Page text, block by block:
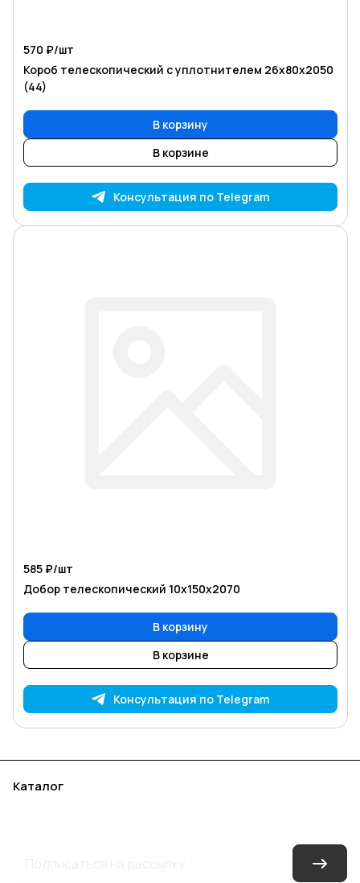
570 ₽/шт
Короб телескопический с уплотнителем 26х80х2050
(44)
В корзину
В корзине
Консультация по Telegram
585 ₽/шт
Добор телескопический 10х150х2070
В корзину
В корзине
Консультация по Telegram
Каталог